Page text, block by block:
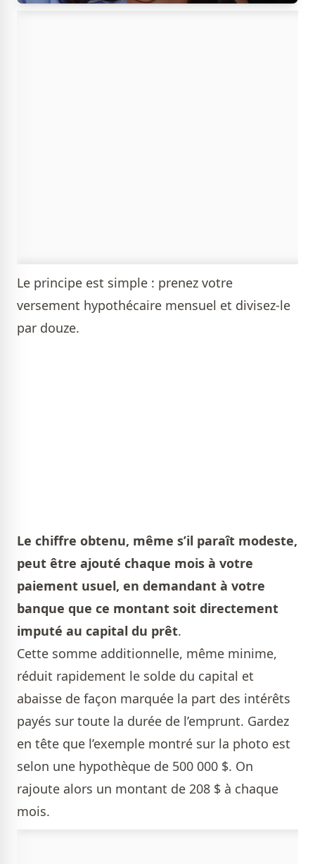
Le principe est simple : prenez votre
versement hypothécaire mensuel et divisez-le
par douze.
Le chiffre obtenu, même s’il paraît modeste,
peut être ajouté chaque mois à votre
paiement usuel, en demandant à votre
banque que ce montant soit directement
imputé au capital du prêt.
Cette somme additionnelle, même minime,
réduit rapidement le solde du capital et
abaisse de façon marquée la part des intérêts
payés sur toute la durée de l’emprunt. Gardez
en tête que l’exemple montré sur la photo est
selon une hypothèque de 500 000 $. On
rajoute alors un montant de 208 $ à chaque
mois.